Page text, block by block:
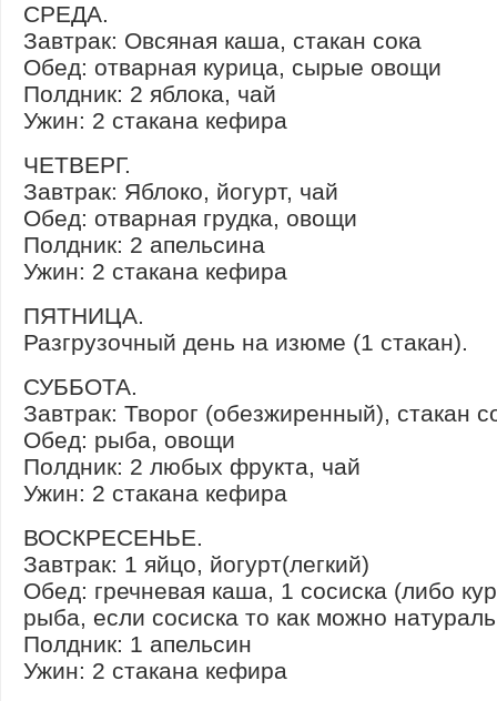
СРЕДА.
Завтрак: Овсяная каша, стакан сока
Обед: отварная курица, сырые овощи
Полдник: 2 яблока, чай
Ужин: 2 стакана кефира
ЧЕТВЕРГ.
Завтрак: Яблоко, йогурт, чай
Обед: отварная грудка, овощи
Полдник: 2 апельсина
Ужин: 2 стакана кефира
ПЯТНИЦА.
Разгрузочный день на изюме (1 стакан).
СУББОТА.
Завтрак: Творог (обезжиренный), стакан
Обед: рыба, овощи
Полдник: 2 любых фрукта, чай
Ужин: 2 стакана кефира
ВОСКРЕСЕНЬЕ.
Завтрак: 1 яйцо, йогурт(легкий)
Обед: гречневая каша, 1 сосиска (либо
рыба, если сосиска то как можно
Полдник: 1 апельсин
Ужин: 2 стакана кефира